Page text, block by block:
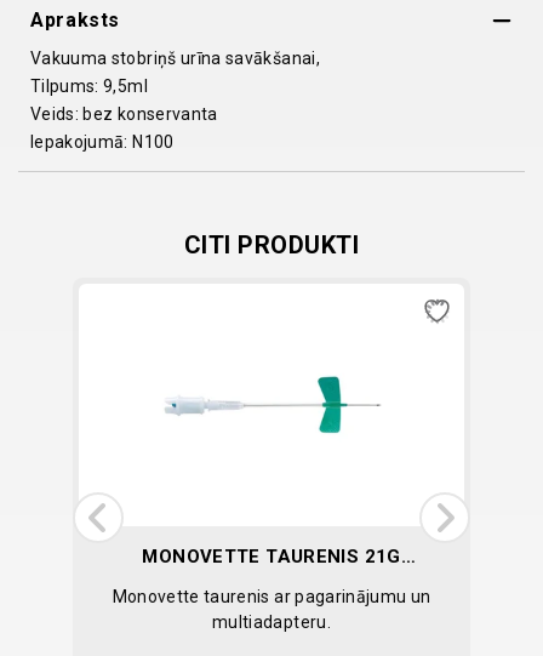
quantity
Apraksts
Vakuuma stobriņš urīna savākšanai,
Tilpums: 9,5ml
Veids: bez konservanta
Iepakojumā: N100
CITI PRODUKTI
MONOVETTE TAURENIS 21G
8 CM
Monovette taurenis ar pagarinājumu un
multiadapteru.